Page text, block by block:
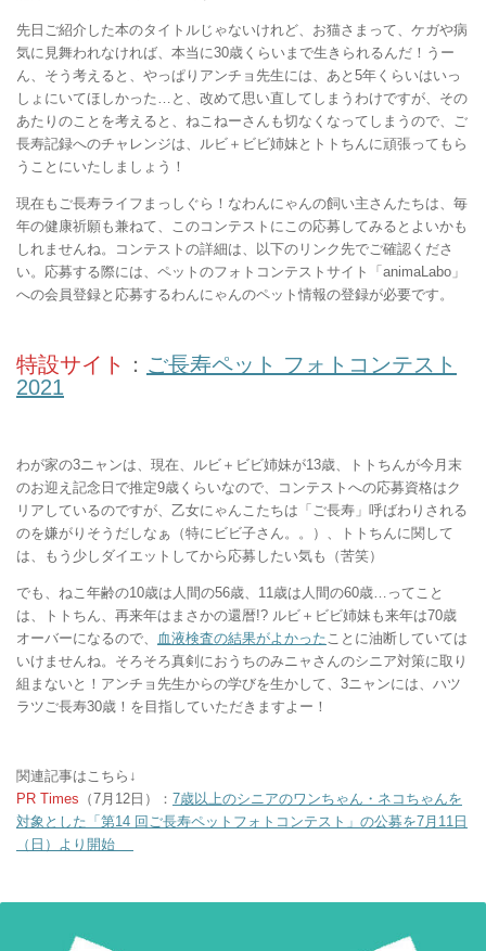
先日ご紹介した本のタイトルじゃないけれど、お猫さまって、ケガや病
気に見舞われなければ、本当に30歳くらいまで生きられるんだ！うー
ん、そう考えると、やっぱりアンチョ先生には、あと5年くらいはいっ
しょにいてほしかった…と、改めて思い直してしまうわけですが、その
あたりのことを考えると、ねこねーさんも切なくなってしまうので、ご
長寿記録へのチャレンジは、ルビ＋ビビ姉妹とトトちんに頑張ってもら
うことにいたしましょう！
現在もご長寿ライフまっしぐら！なわんにゃんの飼い主さんたちは、毎
年の健康祈願も兼ねて、このコンテストにこの応募してみるとよいかも
しれませんね。コンテストの詳細は、以下のリンク先でご確認くださ
い。応募する際には、ペットのフォトコンテストサイト「animaLabo」
への会員登録と応募するわんにゃんのペット情報の登録が必要です。
特設サイト ： ご長寿ペット フォトコンテスト
2021
わが家の3ニャンは、現在、ルビ＋ビビ姉妹が13歳、トトちんが今月末
のお迎え記念日で推定9歳くらいなので、コンテストへの応募資格はク
リアしているのですが、乙女にゃんこたちは「ご長寿」呼ばわりされる
のを嫌がりそうだしなぁ（特にビビ子さん。。）、トトちんに関して
は、もう少しダイエットしてから応募したい気も（苦笑）
でも、ねこ年齢の10歳は人間の56歳、11歳は人間の60歳…ってこと
は、トトちん、再来年はまさかの還暦!? ルビ＋ビビ姉妹も来年は70歳
オーバーになるので、
血液検査の結果がよかった ことに油断していては
いけませんね。そろそろ真剣におうちのみニャさんのシニア対策に取り
組まないと！アンチョ先生からの学びを生かして、3ニャンには、ハツ
ラツご長寿30歳！を目指していただきますよー！
関連記事はこちら↓
PR Times （7月12日）： 7歳以上のシニアのワンちゃん・ネコちゃんを
対象とした「第14 回ご長寿ペットフォトコンテスト」の公募を7月11日
（日）より開始